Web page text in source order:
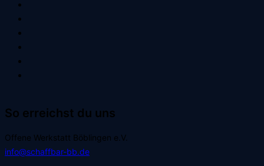
So erreichst du uns
Offene Werkstatt Böblingen e.V.
info@schaffbar-bb.de